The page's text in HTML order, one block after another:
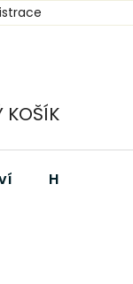
KOŠÍK
Hudební